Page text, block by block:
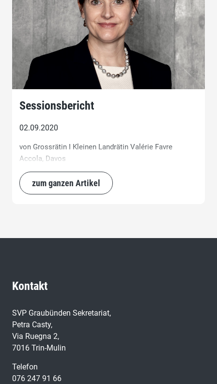
Sessionsbericht
02.09.2020
von Grossrätin I Kleinen Landrätin Valérie Favre
Accola, Davos
zum ganzen Artikel
Kontakt
SVP Graubünden Sekretariat,
Petra Casty,
Via Ruegna 2,
7016 Trin-Mulin
Telefon
076 247 91 66